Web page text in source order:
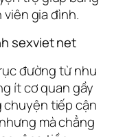
gia đình.
sexviet net
đường từ nhu
ít cơ quan gầy
tiếp cận
mà chẳng